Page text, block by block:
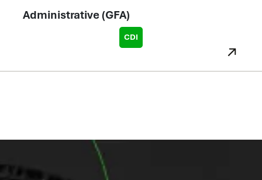
Administrative (GFA)
CDI